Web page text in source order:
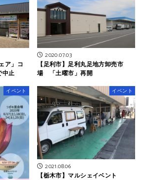
ア」コ
中止
2020.07.03
【足利市】足利丸足地方卸売市
場 「土曜市」再開
イベント イベント
2021.08.06
【栃木市】マルシェイベント